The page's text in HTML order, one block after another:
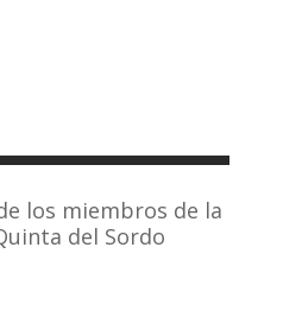
los miembros de la
del Sordo